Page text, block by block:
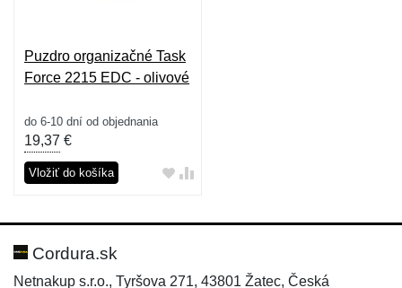
Puzdro organizačné Task
Force 2215 EDC - olivové
do 6-10 dní od objednania
19,37 €
Vložiť do košíka
Cordura.sk
Netnakup s.r.o., Tyršova 271, 43801 Žatec, Česká